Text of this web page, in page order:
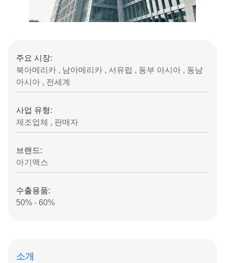
주요 시장:
북아메리카 , 남아메리카 , 서유럽 , 동부 아시아 , 동남
아시아 , 전세계
사업 유형:
제조업체 , 판매자
브랜드:
아기맥스
수출용품:
50% - 60%
소개